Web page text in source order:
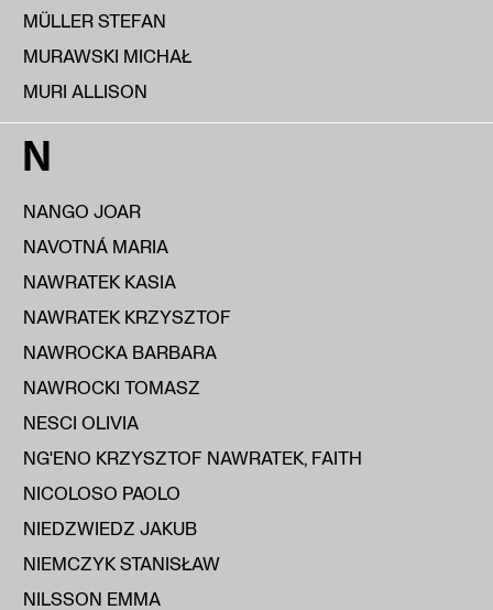
MÜLLER STEFAN
MURAWSKI MICHAŁ
MURI ALLISON
N
NANGO JOAR
NAVOTNÁ MARIA
NAWRATEK KASIA
NAWRATEK KRZYSZTOF
NAWROCKA BARBARA
NAWROCKI TOMASZ
NESCI OLIVIA
NG'ENO KRZYSZTOF NAWRATEK, FAITH
NICOLOSO PAOLO
NIEDZWIEDZ JAKUB
NIEMCZYK STANISŁAW
NILSSON EMMA